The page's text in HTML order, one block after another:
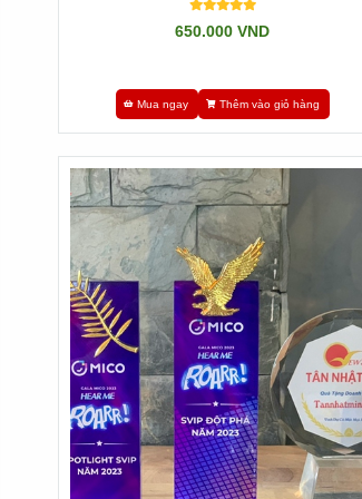
Cúp tri ân không chỉ thuần tuý là một
đối với các người đã có đóng góp lớn
Một cái cúp tri ân được trao tặng có
sức nhưng còn truyền cảm hứng cho
hệ tốt đẹp và bền vững.
650.000 VND
Mua ngay Thêm vào giỏ hàng